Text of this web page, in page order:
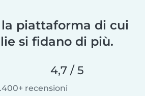
la piattaforma di cui
si fidano di più.
4,7 / 5
recensioni